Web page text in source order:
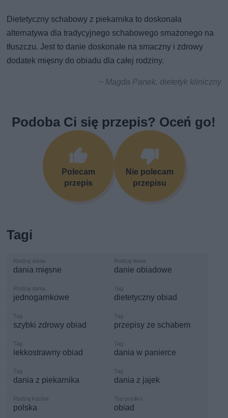
Dietetyczny schabowy z piekarnika to doskonała
alternatywa dla tradycyjnego schabowego smażonego na
tłuszczu. Jest to danie doskonałe na smaczny i zdrowy
dodatek mięsny do obiadu dla całej rodziny.
~ Magda Panek, dietetyk kliniczny
Podoba Ci się przepis? Oceń go!
Polecam
przepis
Nie polecam
przepisu
Tagi
dania mięsne danie obiadowe
jednogarnkowe dietetyczny obiad
szybki zdrowy obiad przepisy ze schabem
lekkostrawny obiad dania w panierce
dania z piekarnika dania z jajek
polska obiad